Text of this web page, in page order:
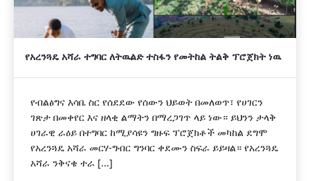
የአረንጓዴ አሻራ ተግባር ለትዉልድ ተስፋን የመትከል ትልቅ ፕሮጀክት ነዉ
የብልፅግና እሳቤ ስር የሰደደው የሰውን ህይወት በመለወጥ፣ የሀገርን
ገጽታ በመቀየር እና ዘላቂ ልማትን በማረጋገጥ ላይ ነው። ይህንን ታላቅ
ሀገራዊ ራዕይ በተግባር ከሚያሳዩን ግዙፍ ፕሮጀክቶች መካከል ደግሞ
የአረንጓዴ አሻራ መርሃ-ግብር ግንባር ቀደሙን ስፍራ ይይዛል። የአረንጓዴ
አሻራ ንቅናቄ ተራ [...]